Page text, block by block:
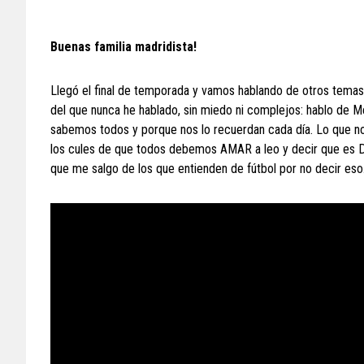
Buenas familia madridista!
Llegó el final de temporada y vamos hablando de otros
del que nunca he hablado, sin miedo ni complejos: hablo de
sabemos todos y porque nos lo recuerdan cada día. Lo que
los cules de que todos debemos AMAR a leo y decir que
que me salgo de los que entienden de fútbol por no decir